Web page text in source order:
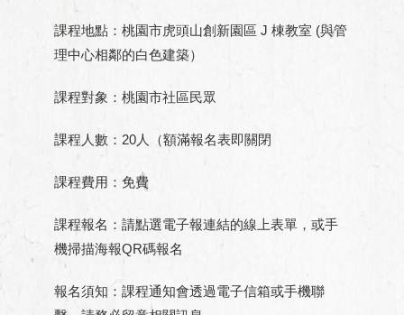
課程地點：桃園市虎頭山創新園區 J 棟教室 (與管
理中心相鄰的白色建築）
課程對象：桃園市社區民眾
課程人數：20人（額滿報名表即關閉
課程費用：免費
課程報名：請點選電子報連結的線上表單，或手
機掃描海報QR碼報名
報名須知：課程通知會透過電子信箱或手機聯